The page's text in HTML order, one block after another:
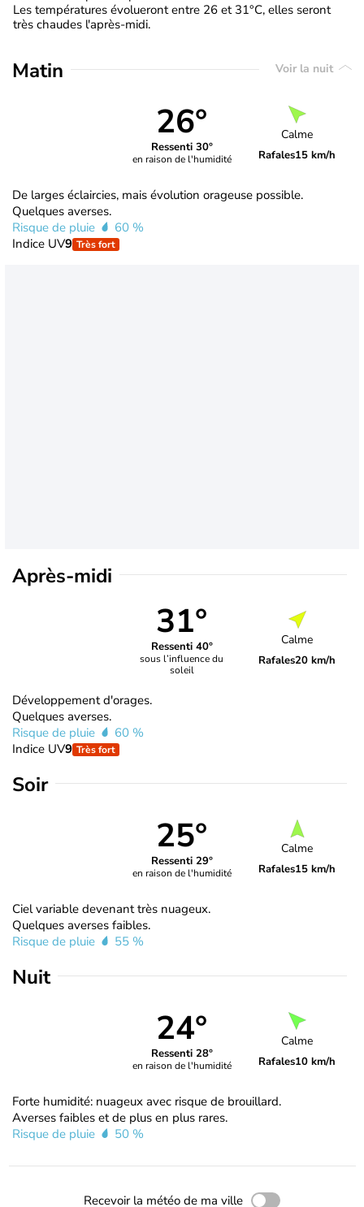
Les températures évolueront entre 26 et 31°C, elles seront
très chaudes l'après-midi.
Matin Voir la nuit
26°
Ressenti 30°
en raison de l'humidité
Calme
Rafales15 km/h
De larges éclaircies, mais évolution orageuse possible.
Quelques averses.
Risque de pluie
60 %
Indice UV9 Très fort
Après-midi
31°
Ressenti 40°
sous l’influence du
soleil
Calme
Rafales20 km/h
Développement d'orages.
Quelques averses.
Risque de pluie
60 %
Indice UV9 Très fort
Soir
25°
Ressenti 29°
en raison de l'humidité
Calme
Rafales15 km/h
Ciel variable devenant très nuageux.
Quelques averses faibles.
Risque de pluie
55 %
Nuit
24°
Ressenti 28°
en raison de l'humidité
Calme
Rafales10 km/h
Forte humidité: nuageux avec risque de brouillard.
Averses faibles et de plus en plus rares.
Risque de pluie
50 %
Recevoir la météo de ma ville